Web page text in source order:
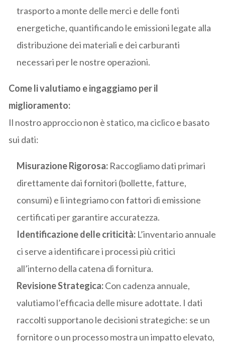
trasporto a monte delle merci e delle fonti
energetiche, quantificando le emissioni legate alla
distribuzione dei materiali e dei carburanti
necessari per le nostre operazioni.
Come li valutiamo e ingaggiamo per il
miglioramento:
Il nostro approccio non è statico, ma ciclico e basato
sui dati:
Misurazione Rigorosa: Raccogliamo dati primari
direttamente dai fornitori (bollette, fatture,
consumi) e li integriamo con fattori di emissione
certificati per garantire accuratezza.
Identificazione delle criticità: L’inventario annuale
ci serve a identificare i processi più critici
all’interno della catena di fornitura.
Revisione Strategica:Con cadenza annuale,
valutiamo l’efficacia delle misure adottate. I dati
raccolti supportano le decisioni strategiche: se un
fornitore o un processo mostra un impatto elevato,